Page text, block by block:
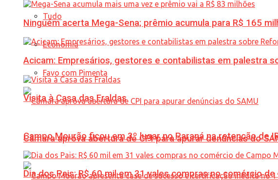
Tudo
Economia
Favo com Pimenta
Câmara aprova abertura de CPI para apurar denúncias do
Ninguém acerta Mega-Sena; prêmio acumula para R$ 165
Acicam: Empresários, gestores e contabilistas em palestra
Visita à Casa das Fraldas
Campo Mourão ficou em 3º lugar no Paraná na retenção de
Dia dos Pais: R$ 60 mil em 31 vales compras no comércio